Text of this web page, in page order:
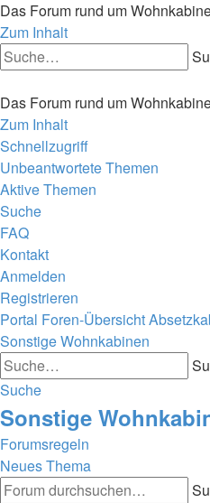
Das Forum rund um
Zum Inhalt
Das Forum rund um
Zum Inhalt
Schnellzugriff
Unbeantwortete Themen
Aktive Themen
Suche
FAQ
Kontakt
Anmelden
Registrieren
Portal Foren-Übersicht
Sonstige Wohnkabinen
Suche
Sonstige
Forumsregeln
Neues Thema